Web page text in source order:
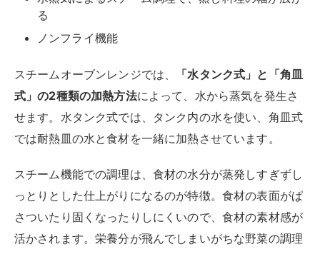
る
ノンフライ機能
スチームオーブンレンジでは、
「水タンク式」と「角皿
式」の2種類の加熱方法によって、水から蒸気を発生さ
せます。水タンク式では、タンク内の水を使い、角皿式
では耐熱皿の水と食材を一緒に加熱させています。
スチーム機能での調理は、食材の水分が蒸発しすぎずし
っとりとした仕上がりになるのが特徴。食材の表面がぱ
さついたり固くなったりしにくいので、食材の素材感が
活かされます。栄養分が飛んでしまいがちな野菜の調理